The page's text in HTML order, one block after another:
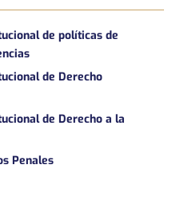
de políticas de
de Derecho
de Derecho a la
Penales